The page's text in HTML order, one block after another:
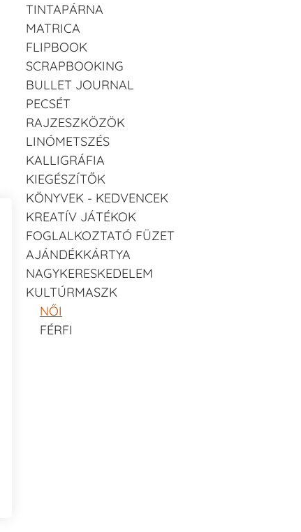
TINTAPÁRNA
MATRICA
FLIPBOOK
SCRAPBOOKING
BULLET JOURNAL
PECSÉT
RAJZESZKÖZÖK
LINÓMETSZÉS
KALLIGRÁFIA
KIEGÉSZÍTŐK
KÖNYVEK - KEDVENCEK
KREATÍV JÁTÉKOK
FOGLALKOZTATÓ FÜZET
AJÁNDÉKKÁRTYA
NAGYKERESKEDELEM
KULTÚRMASZK
NŐI
FÉRFI